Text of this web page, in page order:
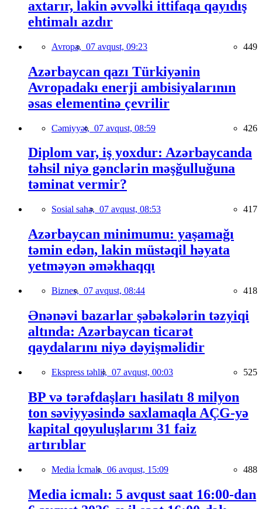
axtarır, lakin əvvəlki ittifaqa qayıdış
ehtimalı azdır
Avropa, 07 avqust, 09:23 449
Azərbaycan qazı Türkiyənin
Avropadakı enerji ambisiyalarının
əsas elementinə çevrilir
Cəmiyyət, 07 avqust, 08:59 426
Diplom var, iş yoxdur: Azərbaycanda
təhsil niyə gənclərin məşğulluğuna
təminat vermir?
Sosial sahə, 07 avqust, 08:53 417
Azərbaycan minimumu: yaşamağı
təmin edən, lakin müstəqil həyata
yetməyən əməkhaqqı
Biznes, 07 avqust, 08:44 418
Ənənəvi bazarlar şəbəkələrin təzyiqi
altında: Azərbaycan ticarət
qaydalarını niyə dəyişməlidir
Ekspress təhlil, 07 avqust, 00:03 525
BP və tərəfdaşları hasilatı 8 milyon
ton səviyyəsində saxlamaqla AÇG-yə
kapital qoyuluşlarını 31 faiz
artırıblar
Media İcmalı, 06 avqust, 15:09 488
Media icmalı: 5 avqust saat 16:00-dan